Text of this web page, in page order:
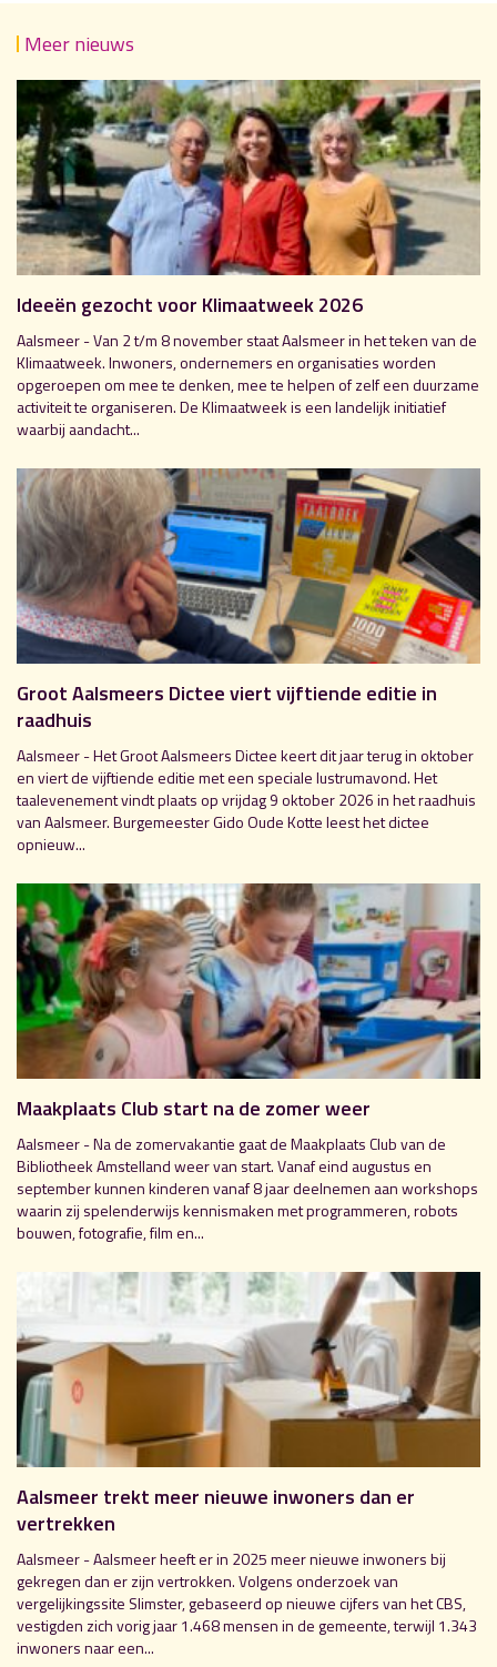
Meer nieuws
Ideeën gezocht voor Klimaatweek 2026
Aalsmeer - Van 2 t/m 8 november staat Aalsmeer in het teken van de
Klimaatweek. Inwoners, ondernemers en organisaties worden
opgeroepen om mee te denken, mee te helpen of zelf een duurzame
activiteit te organiseren. De Klimaatweek is een landelijk initiatief
waarbij aandacht...
Groot Aalsmeers Dictee viert vijftiende editie in
raadhuis
Aalsmeer - Het Groot Aalsmeers Dictee keert dit jaar terug in oktober
en viert de vijftiende editie met een speciale lustrumavond. Het
taalevenement vindt plaats op vrijdag 9 oktober 2026 in het raadhuis
van Aalsmeer. Burgemeester Gido Oude Kotte leest het dictee
opnieuw...
Maakplaats Club start na de zomer weer
Aalsmeer - Na de zomervakantie gaat de Maakplaats Club van de
Bibliotheek Amstelland weer van start. Vanaf eind augustus en
september kunnen kinderen vanaf 8 jaar deelnemen aan workshops
waarin zij spelenderwijs kennismaken met programmeren, robots
bouwen, fotografie, film en...
Aalsmeer trekt meer nieuwe inwoners dan er
vertrekken
Aalsmeer - Aalsmeer heeft er in 2025 meer nieuwe inwoners bij
gekregen dan er zijn vertrokken. Volgens onderzoek van
vergelijkingssite Slimster, gebaseerd op nieuwe cijfers van het CBS,
vestigden zich vorig jaar 1.468 mensen in de gemeente, terwijl 1.343
inwoners naar een...